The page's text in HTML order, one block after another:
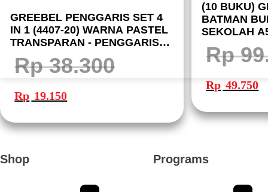
GREEBEL PENGGARIS SET 4
IN 1 (4407-20) WARNA PASTEL
TRANSPARAN - PENGGARIS
LURUS 20CM | PENGGARIS
SIKU-SIKU | BUSUR - RULER
SET 4407-20
Rp38.300
Harga
adalah:
Rp 38.300.
Rp 19.150ini
adalah:
(10 BUKU)
BATMAN
SEKOLAH
PACK 10
BUKU
Rp
Harga
adalah:
Rp 99.500.
Rp 49.750ini
Shop Programs